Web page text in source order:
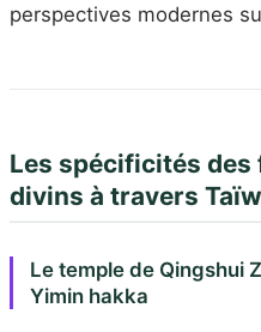
perspectives modernes
Les spécificités
divins à travers
Le temple de Qingshui
Yimin hakka